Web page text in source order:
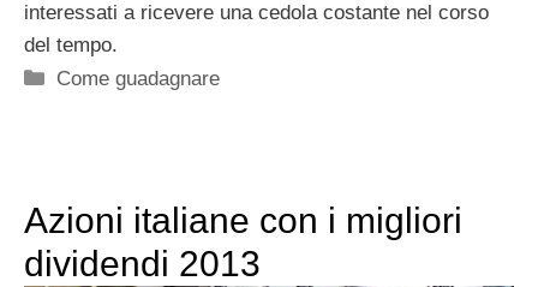
interessati a ricevere una cedola costante nel corso
del tempo.
Categorie
Come guadagnare
Azioni italiane con i migliori
dividendi 2013